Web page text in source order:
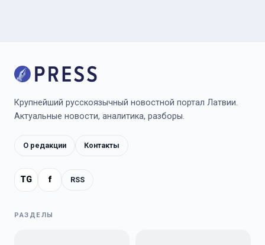
Крупнейший русскоязычный новостной портал Латвии.
Актуальные новости, аналитика, разборы.
О редакции Контакты
TG f RSS
РАЗДЕЛЫ